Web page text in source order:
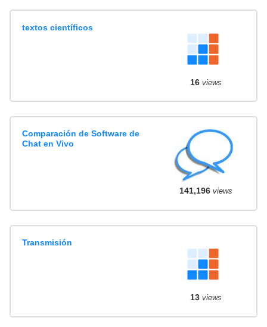
textos científicos
16views
Comparación de Software de
Chat en Vivo
141,196views
Transmisión
13views